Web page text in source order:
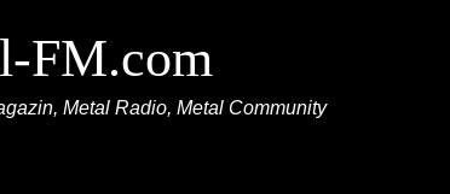
FM.com
Metal Radio, Metal Community